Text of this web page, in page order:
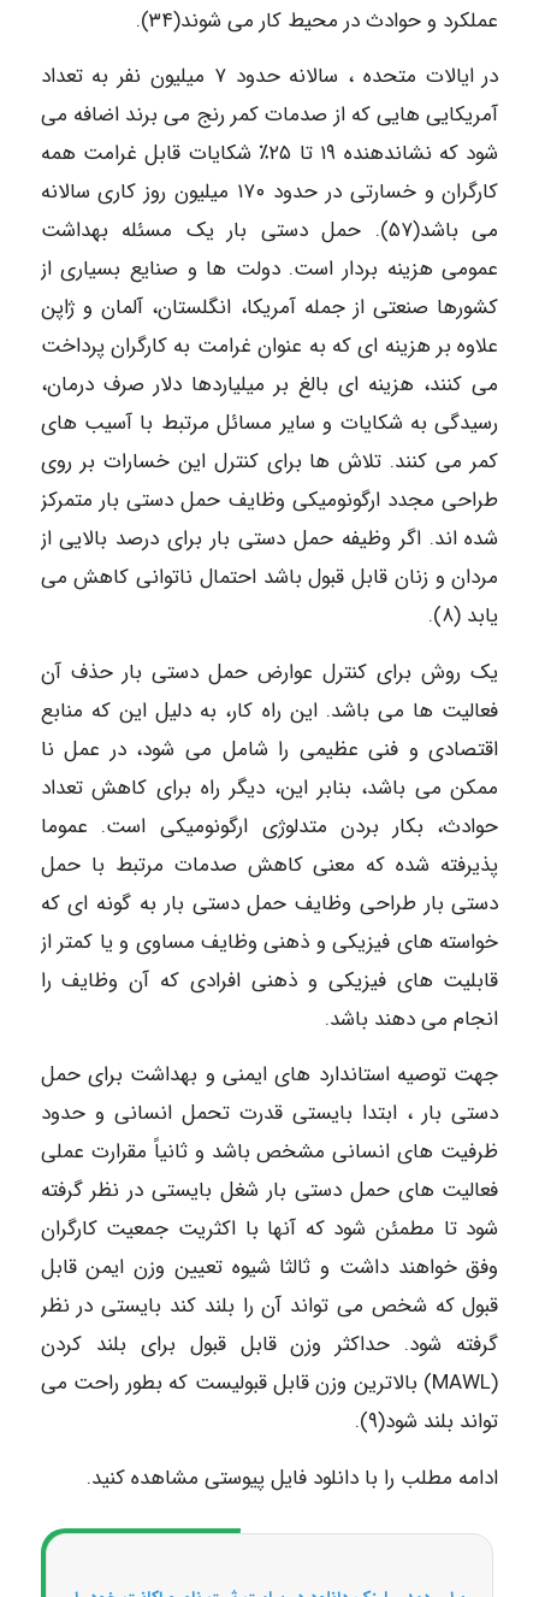
عملکرد و حوادث در محیط کار می شوند(۳۴).
در ایالات متحده ، سالانه حدود ۷ میلیون نفر به تعداد
آمریکایی هایی که از صدمات کمر رنج می برند اضافه می
شود که نشاندهنده ۱۹ تا ۲۵٪ شکایات قابل غرامت همه
کارگران و خسارتی در حدود ۱۷۰ میلیون روز کاری سالانه
می باشد(۵۷). حمل دستی بار یک مسئله بهداشت
عمومی هزینه بردار است. دولت ها و صنایع بسیاری از
کشورها صنعتی از جمله آمریکا، انگلستان، آلمان و ژاپن
علاوه بر هزینه ای که به عنوان غرامت به کارگران پرداخت
می کنند، هزینه ای بالغ بر میلیاردها دلار صرف درمان،
رسیدگی به شکایات و سایر مسائل مرتبط با آسیب های
کمر می کنند. تلاش ها برای کنترل این خسارات بر روی
طراحی مجدد ارگونومیکی وظایف حمل دستی بار متمرکز
شده اند. اگر وظیفه حمل دستی بار برای درصد بالایی از
مردان و زنان قابل قبول باشد احتمال ناتوانی کاهش می
یابد (۸).
یک روش برای کنترل عوارض حمل دستی بار حذف آن
فعالیت ها می باشد. این راه کار، به دلیل این که منابع
اقتصادی و فنی عظیمی را شامل می شود، در عمل نا
ممکن می باشد، بنابر این، دیگر راه برای کاهش تعداد
حوادث، بکار بردن متدلوژی ارگونومیکی است. عموما
پذیرفته شده که معنی کاهش صدمات مرتبط با حمل
دستی بار طراحی وظایف حمل دستی بار به گونه ای که
خواسته های فیزیکی و ذهنی وظایف مساوی و یا کمتر از
قابلیت های فیزیکی و ذهنی افرادی که آن وظایف را
انجام می دهند باشد.
جهت توصیه استاندارد های ایمنی و بهداشت برای حمل
دستی بار ، ابتدا بایستی قدرت تحمل انسانی و حدود
ظرفیت های انسانی مشخص باشد و ثانیاً مقرارت عملی
فعالیت های حمل دستی بار شغل بایستی در نظر گرفته
شود تا مطمئن شود که آنها با اکثریت جمعیت کارگران
وفق خواهند داشت و ثالثا شیوه تعیین وزن ایمن قابل
قبول که شخص می تواند آن را بلند کند بایستی در نظر
گرفته شود. حداکثر وزن قابل قبول برای بلند کردن
(MAWL) بالاترین وزن قابل قبولیست که بطور راحت می
تواند بلند شود(۹).
ادامه مطلب را با دانلود فایل پیوستی مشاهده کنید.